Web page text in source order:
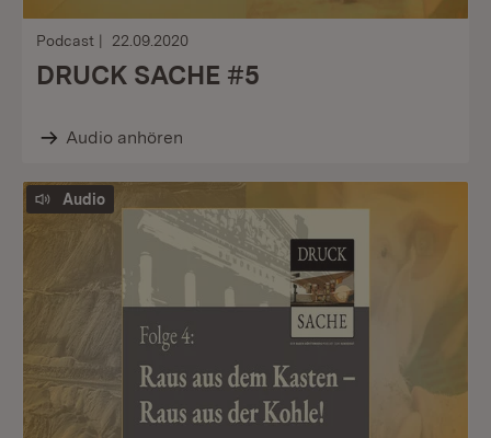
Podcast 22.09.2020
DRUCK SACHE #5
Audio anhören
Audio